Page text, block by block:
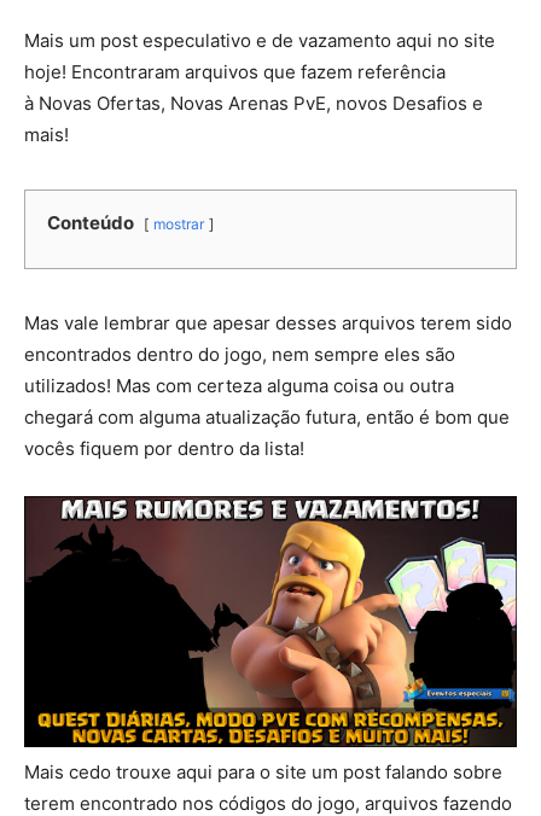
Mais um post especulativo e de vazamento aqui no site
hoje! Encontraram arquivos que fazem referência
à Novas Ofertas, Novas Arenas PvE, novos Desafios e
mais!
Conteúdo mostrar
Mas vale lembrar que apesar desses arquivos terem sido
encontrados dentro do jogo, nem sempre eles são
utilizados! Mas com certeza alguma coisa ou outra
chegará com alguma atualização futura, então é bom que
vocês fiquem por dentro da lista!
Mais cedo trouxe aqui para o site um post falando sobre
terem encontrado nos códigos do jogo, arquivos fazendo